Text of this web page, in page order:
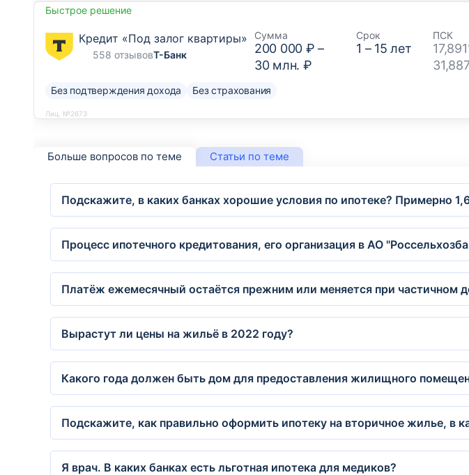
Быстрое решение
Кредит «Под залог квартиры»
558 отзывовТ-Банк
Сумма
200 000 ₽ –
30 млн. ₽
Срок
1 – 15 лет
ПСК
Без подтверждения дохода Без страхования
Лиц. №2673
Больше вопросов по теме Статьи по теме
Подскажите, в каких банках хорошие условия по ипотеке? Примерно
Процесс ипотечного кредитования, его организация в АО
Платёж ежемесячный остаётся прежним или меняется при частичном
Вырастут ли цены на жильё в 2022 году?
Какого года должен быть дом для предоставления жилищного
Подскажите, как правильно оформить ипотеку на вторичное жилье, в
Я врач. В каких банках есть льготная ипотека для медиков?